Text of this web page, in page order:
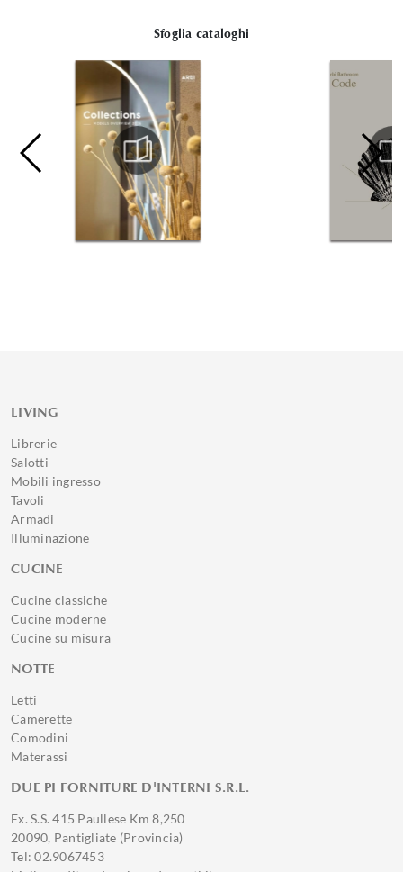
Sfoglia cataloghi
LIVING
Librerie
Salotti
Mobili ingresso
Tavoli
Armadi
Illuminazione
CUCINE
Cucine classiche
Cucine moderne
Cucine su misura
NOTTE
Letti
Camerette
Comodini
Materassi
DUE PI FORNITURE D'INTERNI S.R.L.
Ex. S.S. 415 Paullese Km 8,250
20090, Pantigliate (Provincia)
Tel: 02.9067453